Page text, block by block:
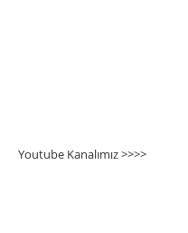
Youtube Kanalımız >>>>